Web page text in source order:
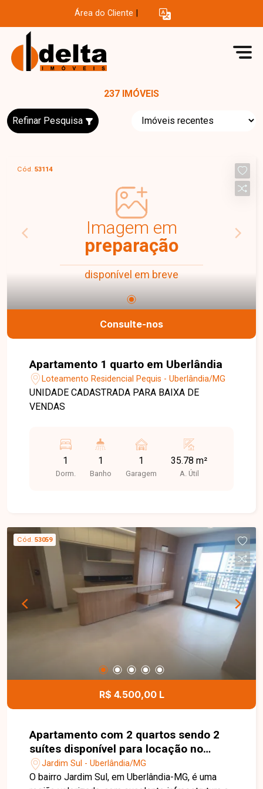
Área do Cliente
237 IMÓVEIS
Refinar Pesquisa
Cód. 53114
Imagem em
preparação
disponível em breve
Consulte-nos
Apartamento 1 quarto em Uberlândia
Loteamento Residencial Pequis - Uberlândia/MG
UNIDADE CADASTRADA PARA BAIXA DE
VENDAS
1
Dorm.
1
Banho
1
Garagem
35.78 m²
A. Útil
Cód. 53059
R$ 4.500,00 L
Apartamento com 2 quartos sendo 2
suítes disponível para locação no
bairro Jardim Sul em Uberlândia-MG
Jardim Sul - Uberlândia/MG
O bairro Jardim Sul, em Uberlândia-MG, é uma